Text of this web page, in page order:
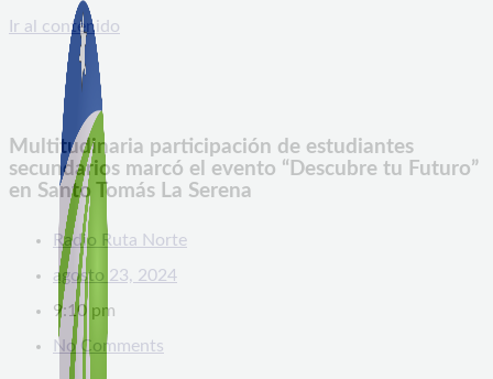
Ir al contenido
Multitudinaria participación de estudiantes
secundarios marcó el evento “Descubre tu Futuro”
en Santo Tomás La Serena
Radio Ruta Norte
agosto 23, 2024
9:10 pm
No Comments